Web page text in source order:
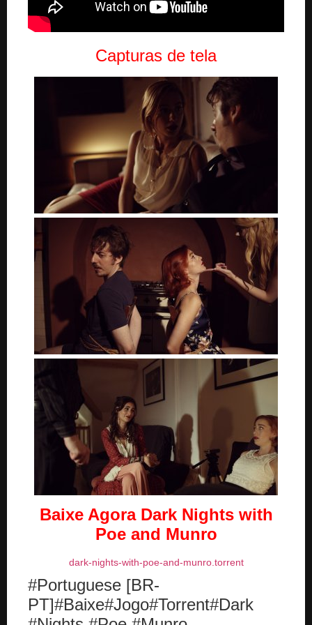
Capturas de tela
Baixe Agora Dark Nights with
Poe and Munro
dark-nights-with-poe-and-munro.torrent
#Portuguese [BR-
PT]#Baixe#Jogo#Torrent#Dark